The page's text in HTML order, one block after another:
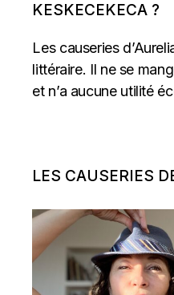
KESKECEKECA ?
Les causeries
littéraire. Il ne se
et n’a aucune utilité
LES CAUSERIES